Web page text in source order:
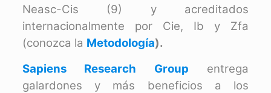
Neasc-Cis (9) y acreditados
internacionalmente por Cie, Ib y Zfa
(conozca la Metodología).
Sapiens Research Group entrega
galardones y más beneficios a los